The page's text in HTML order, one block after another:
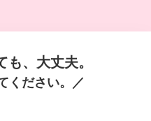
も、大丈夫。
ください。／